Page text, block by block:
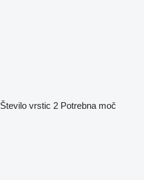
Število vrstic 2 Potrebna moč